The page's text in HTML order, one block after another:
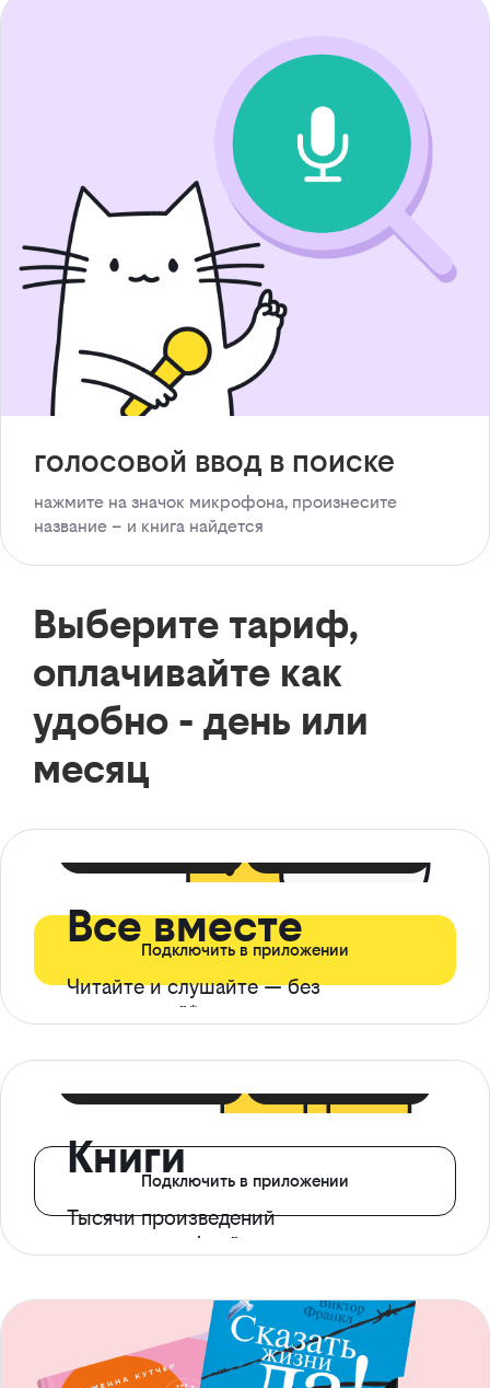
голосовой ввод в поиске
нажмите на значок микрофона, произнесите
название – и книга найдется
Выберите тариф,
оплачивайте как
удобно - день или
месяц
Все вместе
Читайте и слушайте — без
ограничений*
Подключить в приложении
Книги
Тысячи произведений
с доступом офлайн
Подключить в приложении